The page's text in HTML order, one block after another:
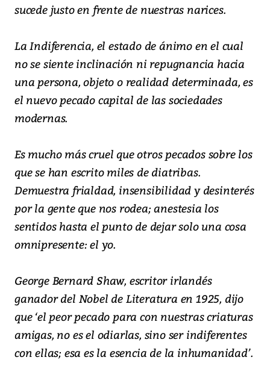
sucede justo en frente de nuestras narices.
La Indiferencia, el estado de ánimo en el cual
no se siente inclinación ni repugnancia hacia
una persona, objeto o realidad determinada, es
el nuevo pecado capital de las sociedades
modernas.
Es mucho más cruel que otros pecados sobre los
que se han escrito miles de diatribas.
Demuestra frialdad, insensibilidad y desinterés
por la gente que nos rodea; anestesia los
sentidos hasta el punto de dejar solo una cosa
omnipresente: el yo.
George Bernard Shaw, escritor irlandés
ganador del Nobel de Literatura en 1925, dijo
que ‘el peor pecado para con nuestras criaturas
amigas, no es el odiarlas, sino ser indiferentes
con ellas; esa es la esencia de la inhumanidad’.